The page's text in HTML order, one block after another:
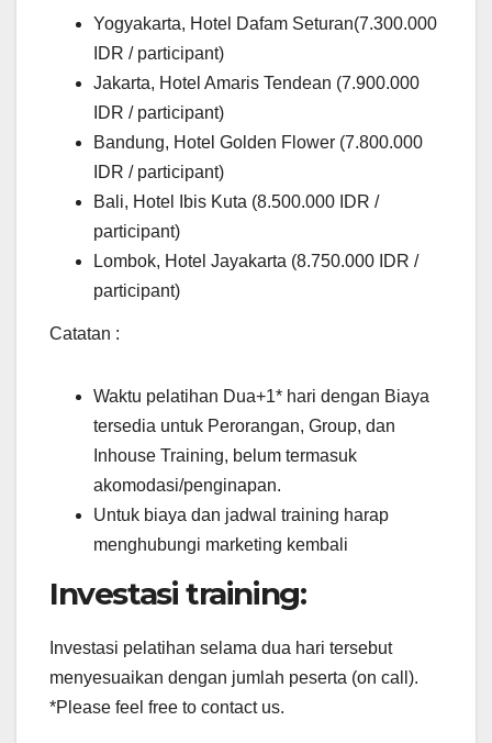
Yogyakarta, Hotel Dafam Seturan(7.300.000
IDR / participant)
Jakarta, Hotel Amaris Tendean (7.900.000
IDR / participant)
Bandung, Hotel Golden Flower (7.800.000
IDR / participant)
Bali, Hotel Ibis Kuta (8.500.000 IDR /
participant)
Lombok, Hotel Jayakarta (8.750.000 IDR /
participant)
Catatan :
Waktu pelatihan Dua+1* hari dengan Biaya
tersedia untuk Perorangan, Group, dan
Inhouse Training, belum termasuk
akomodasi/penginapan.
Untuk biaya dan jadwal training harap
menghubungi marketing kembali
Investasi training:
Investasi pelatihan selama dua hari tersebut
menyesuaikan dengan jumlah peserta (on call).
*Please feel free to contact us.